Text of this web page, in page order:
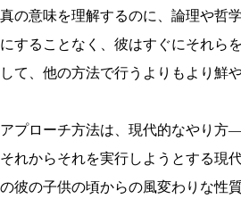
の意味を理解するのに、論理や哲
することなく、彼はすぐにそれらを
て、他の方法で行うよりもより鮮
プローチ方法は、現代的なやり
れからそれを実行しようとする現
彼の子供の頃からの風変わりな性質